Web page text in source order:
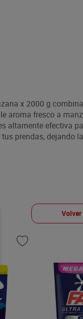
x 2000 g
aroma fresco a
altamente efectiva
prendas, dejando
Volver